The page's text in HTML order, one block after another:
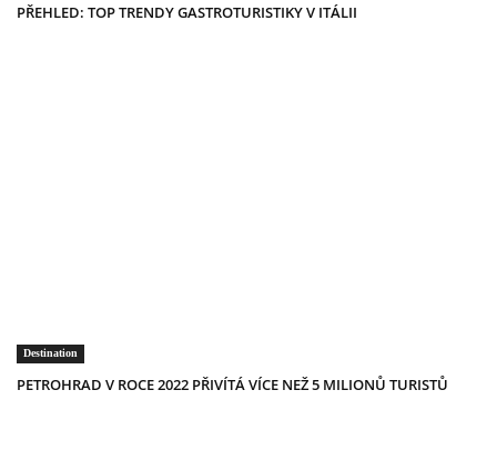
PŘEHLED: TOP TRENDY GASTROTURISTIKY V ITÁLII
Destination
PETROHRAD V ROCE 2022 PŘIVÍTÁ VÍCE NEŽ 5 MILIONŮ TURISTŮ